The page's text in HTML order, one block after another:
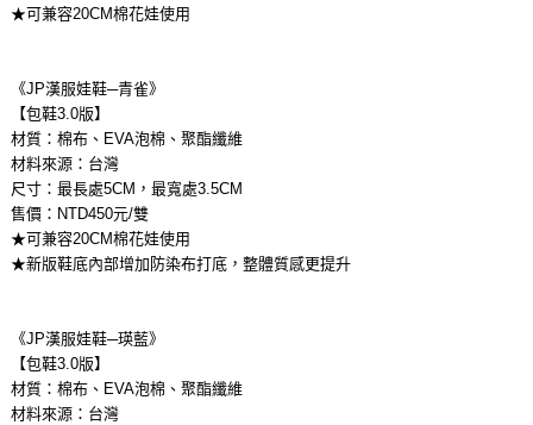
★可兼容20CM棉花娃使用
《JP漢服娃鞋─青雀》
【包鞋3.0版】
材質：棉布、EVA泡棉、聚酯纖維
材料來源：台灣
尺寸：最長處5CM，最寬處3.5CM
售價：NTD450元/雙
★可兼容20CM棉花娃使用
★新版鞋底內部增加防染布打底，整體質感更提升
《JP漢服娃鞋─瑛藍》
【包鞋3.0版】
材質：棉布、EVA泡棉、聚酯纖維
材料來源：台灣